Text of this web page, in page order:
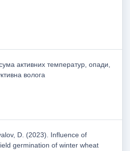
активних температур, опади,
волога
D. (2023). Influence of
germination of winter wheat